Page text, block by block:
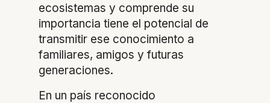
ecosistemas y comprende su
importancia tiene el potencial de
transmitir ese conocimiento a
familiares, amigos y futuras
generaciones.
En un país reconocido